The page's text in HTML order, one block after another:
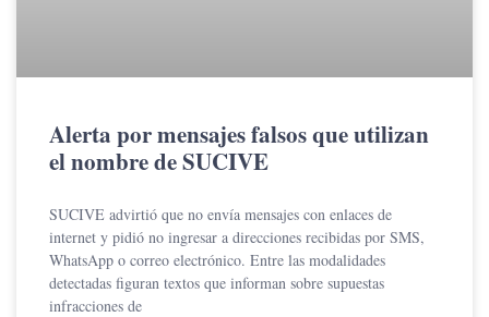
Alerta por mensajes falsos que utilizan
el nombre de SUCIVE
SUCIVE advirtió que no envía mensajes con enlaces de
internet y pidió no ingresar a direcciones recibidas por SMS,
WhatsApp o correo electrónico. Entre las modalidades
detectadas figuran textos que informan sobre supuestas
infracciones de